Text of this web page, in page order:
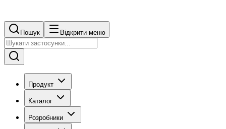
Пошук Відкрити меню
Продукт
Каталог
Розробники